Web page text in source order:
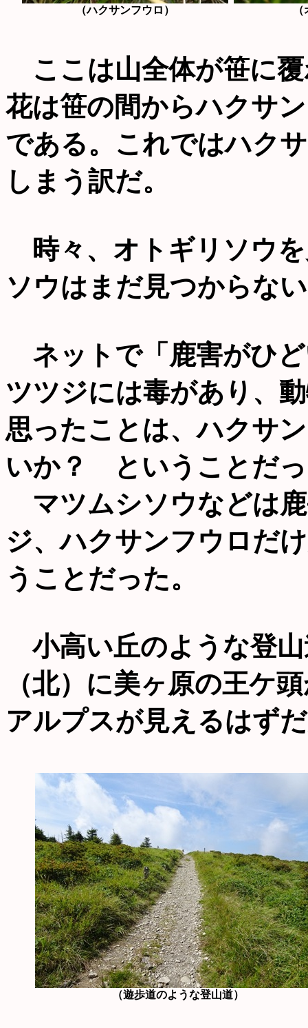
（ハクサンフウロ）
ここは山全体が笹に
花は笹の間からハクサ
である。これではハク
しまう訳だ。
時々、オトギリソウ
ソウはまだ見つからな
ネットで「鹿害がひ
ツツジには毒があり、
思ったことは、ハクサ
いか？ ということだ
マツムシソウなどは
ジ、ハクサンフウロだ
うことだった。
小高い丘のような登
（北）に美ヶ原の王ケ
アルプスが見えるはず
（遊歩道のような登山道）